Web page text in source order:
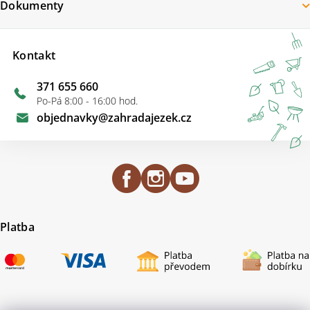
Kontakt
objednavky@zahradajezek.cz
371 655 660
Po-Pá 8:00 - 16:00 hod.
Dokumenty
Platba